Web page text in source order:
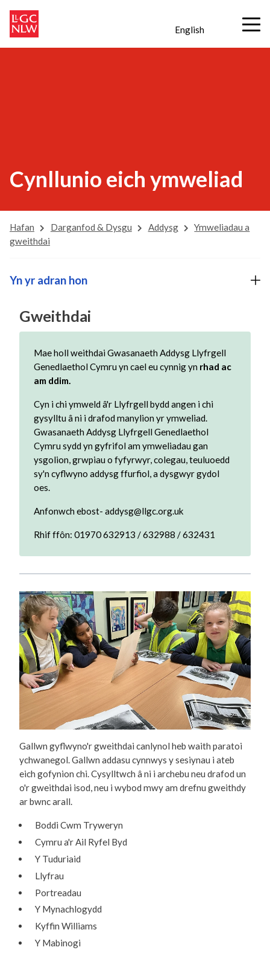
English
Cynllunio eich ymweliad
Hafan Darganfod & Dysgu Addysg
Ymweliadau a
gweithdai
Gweithdai
Mae holl weithdai Gwasanaeth Addysg Llyfrgell
Genedlaethol Cymru yn cael eu cynnig yn rhad ac
am ddim.
Cyn i chi ymweld â'r Llyfrgell bydd angen i chi
gysylltu â ni i drafod manylion yr ymweliad.
Gwasanaeth Addysg Llyfrgell Genedlaethol
Cymru sydd yn gyfrifol am ymweliadau gan
ysgolion, grwpiau o fyfyrwyr, colegau, teuluoedd
sy'n cyflwyno addysg ffurfiol, a dysgwyr gydol
oes.
Anfonwch ebost- addysg@llgc.org.uk
Rhif ffôn: 01970 632913 / 632988 / 632431
Gallwn gyflwyno'r gweithdai canlynol heb waith paratoi
ychwanegol. Gallwn addasu cynnwys y sesiynau i ateb
eich gofynion chi. Cysylltwch â ni i archebu neu drafod un
o'r gweithdai isod, neu i wybod mwy am drefnu gweithdy
ar bwnc arall.
Boddi Cwm Tryweryn
Cymru a'r Ail Ryfel Byd
Y Tuduriaid
Llyfrau
Portreadau
Y Mynachlogydd
Kyffin Williams
Y Mabinogi
Yn yr adran hon